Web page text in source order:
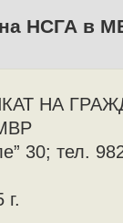
на НСГА в
НА
30; тел.